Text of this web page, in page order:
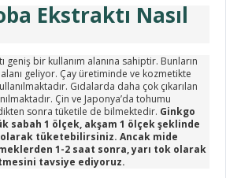
Ekstraktı Nasıl
geniş bir kullanım alanına sahiptir. Bunların
geliyor. Çay üretiminde ve kozmetikte
Gıdalarda daha çok çıkarılan
Çin ve Japonya’da tohumu
sonra tüketile de bilmektedir. Ginkgo
sabah 1 ölçek, akşam 1 ölçek şeklinde
tüketebilirsiniz. Ancak mide
1-2 saat sonra, yarı tok olarak
tavsiye ediyoruz.